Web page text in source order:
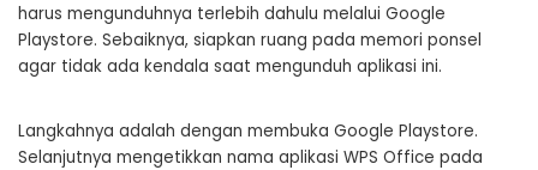
harus mengunduhnya terlebih dahulu melalui Google
Playstore. Sebaiknya, siapkan ruang pada memori ponsel
agar tidak ada kendala saat mengunduh aplikasi ini.
Langkahnya adalah dengan membuka Google Playstore.
Selanjutnya mengetikkan nama aplikasi WPS Office pada